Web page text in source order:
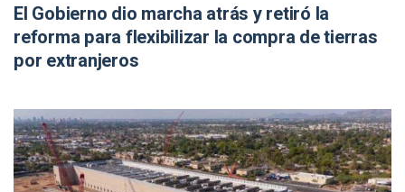
El Gobierno dio marcha atrás y retiró la
reforma para flexibilizar la compra de tierras
por extranjeros